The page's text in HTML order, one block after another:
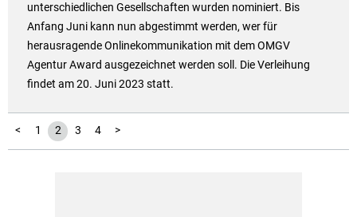
unterschiedlichen Gesellschaften wurden nominiert. Bis
Anfang Juni kann nun abgestimmt werden, wer für
herausragende Onlinekommunikation mit dem OMGV
Agentur Award ausgezeichnet werden soll. Die Verleihung
findet am 20. Juni 2023 statt.
< 1 2 3 4 >